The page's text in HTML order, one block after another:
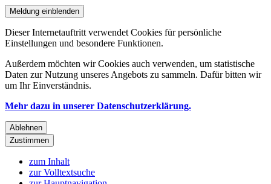
Meldung einblenden
Dieser Internetauftritt verwendet Cookies für persönliche
Einstellungen und besondere Funktionen.
Außerdem möchten wir Cookies auch verwenden, um statistische
Daten zur Nutzung unseres Angebots zu sammeln. Dafür bitten wir
um Ihr Einverständnis.
Mehr dazu in unserer Datenschutzerklärung.
Ablehnen
Zustimmen
zum Inhalt
zur Volltextsuche